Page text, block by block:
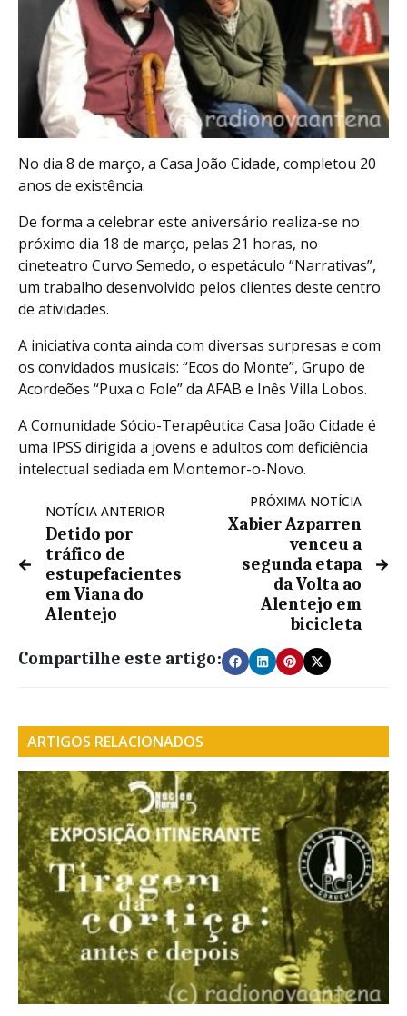
No dia 8 de março, a Casa João Cidade, completou 20
anos de existência.
De forma a celebrar este aniversário realiza-se no
próximo dia 18 de março, pelas 21 horas, no
cineteatro Curvo Semedo, o espetáculo “Narrativas”,
um trabalho desenvolvido pelos clientes deste centro
de atividades.
A iniciativa conta ainda com diversas surpresas e com
os convidados musicais: “Ecos do Monte”, Grupo de
Acordeões “Puxa o Fole” da AFAB e Inês Villa Lobos.
A Comunidade Sócio-Terapêutica Casa João Cidade é
uma IPSS dirigida a jovens e adultos com deficiência
intelectual sediada em Montemor-o-Novo.
NOTÍCIA ANTERIOR
Detido por
tráfico de
estupefacientes
em Viana do
Alentejo
PRÓXIMA NOTÍCIA
Xabier Azparren
venceu a
segunda etapa
da Volta ao
Alentejo em
bicicleta
Compartilhe este artigo:
ARTIGOS RELACIONADOS